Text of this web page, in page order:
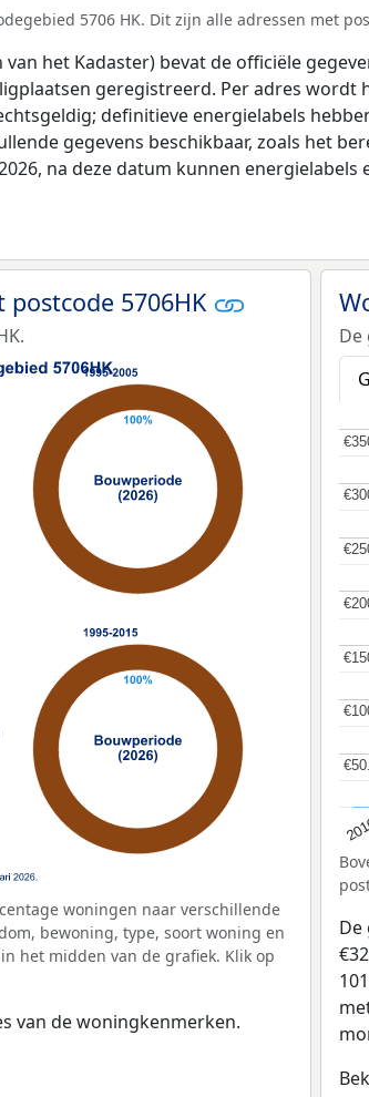
5706 HK. Dit zijn alle adressen met
het Kadaster) bevat de officiële
geregistreerd. Per adres
definitieve energielabels
gegevens beschikbaar, zoals het
na deze datum kunnen
5706HK
woningen naar verschillende
bewoning, type, soort woning en
het midden van de grafiek. Klik op
van de woningkenmerken.
De
De